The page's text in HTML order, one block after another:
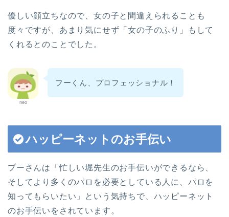
優しい顔立ちなので、女の子と間違えられることも
度々ですが、あまり気にせず「女の子のふり」もして
くれるとのことでした。
neo
フーくん、プロフェッショナル！
ハッピーネットのお手伝い
プーさんは「忙しい堀先生のお手伝いができるなら、
そしてより多くのパロを必要としている人に、パロを
知ってもらいたい」という気持ちで、ハッピーネット
のお手伝いをされています。
4コマまんが
プチクーボ（Petit
Qoobo）
アイボ（aibo）
ロボホン（RoBoHoN）
アート